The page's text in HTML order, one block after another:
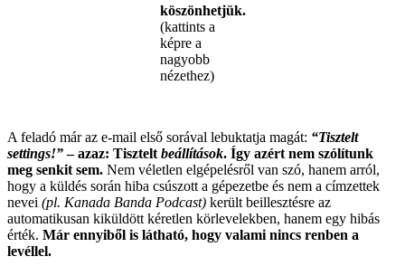
köszönhetjük.
(kattints a
képre a
nagyobb
nézethez)
A feladó már az e-mail első sorával lebuktatja magát: “Tisztelt
settings!”– azaz: Tisztelt beállítások. Így azért nem szólítunk
meg senkit sem. Nem véletlen elgépelésről van szó, hanem arról,
hogy a küldés során hiba csúszott a gépezetbe és nem a címzettek
nevei (pl. Kanada Banda Podcast) került beillesztésre az
automatikusan kiküldött kéretlen körlevelekben, hanem egy hibás
érték. Már ennyiből is látható, hogy valami nincs renben a
levéllel.